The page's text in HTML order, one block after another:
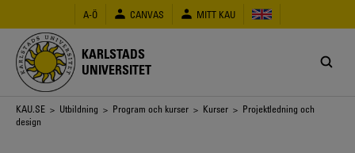
huvudinnehåll
A-Ö CANVAS MITT KAU
KARLSTADS
UNIVERSITET
Länkstig
KAU.SE > Utbildning > Program och kurser > Kurser > Projektledning och
design